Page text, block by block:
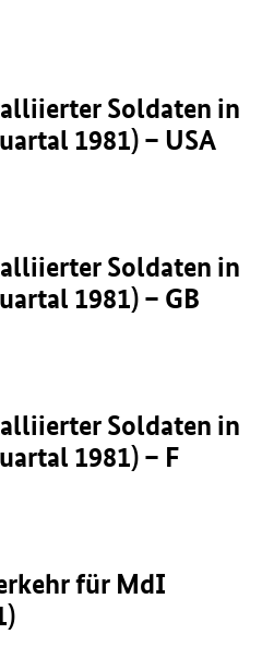
Soldaten in
1981) – USA
Soldaten in
1981) – GB
Soldaten in
1981) – F
für MdI